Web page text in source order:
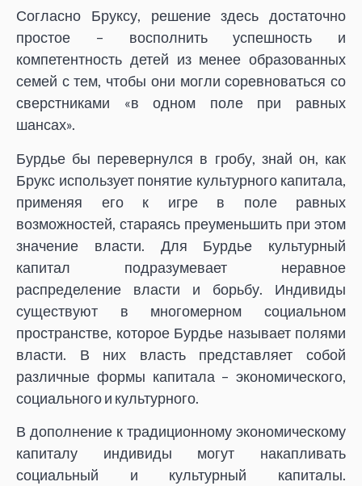
Согласно Бруксу, решение здесь достаточно
простое – восполнить успешность и
компетентность детей из менее образованных
семей с тем, чтобы они могли соревноваться со
сверстниками «в одном поле при равных
шансах».
Бурдье бы перевернулся в гробу, знай он, как
Брукс использует понятие культурного капитала,
применяя его к игре в поле равных
возможностей, стараясь преуменьшить при этом
значение власти. Для Бурдье культурный
капитал подразумевает неравное
распределение власти и борьбу. Индивиды
существуют в многомерном социальном
пространстве, которое Бурдье называет полями
власти. В них власть представляет собой
различные формы капитала – экономического,
социального и культурного.
В дополнение к традиционному экономическому
капиталу индивиды могут накапливать
социальный и культурный капиталы.